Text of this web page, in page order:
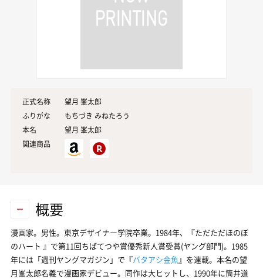
正式名称
望月 峯太郎
ふりがな
もちづき みねたろう
本名
望月 峯太郎
関連商品
概要
漫画家。男性。東京デザイナー学院卒業。1984年、『ただただほのぼ
のハート 』で第11回ちばてつや賞優秀新人賞受賞(ヤング部門)。1985
年には「週刊ヤングマガジン」で『バタアシ金魚』を連載。本名の望
月峯太郎名義で漫画家デビュー。同作は大ヒットし、1990年に筒井道